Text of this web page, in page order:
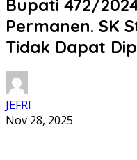
Bupati 472/
Permanen. SK
Tidak Dapat
JEFRI
Nov 28, 2025